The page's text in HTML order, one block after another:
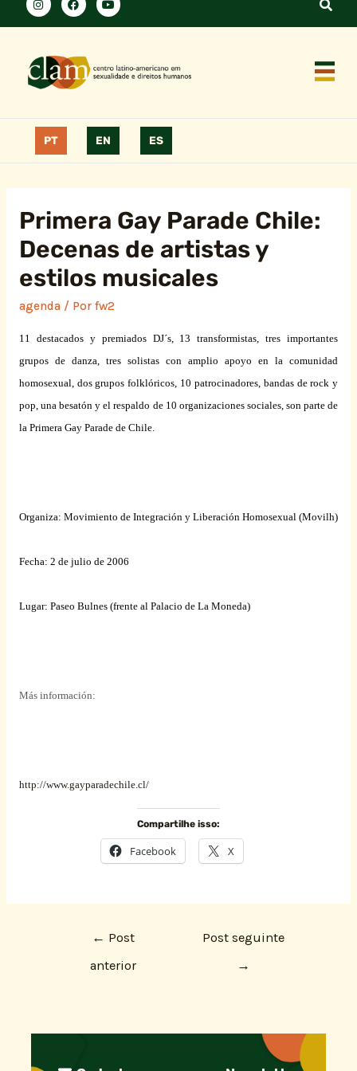
PT EN ES
Primera Gay Parade Chile:
Decenas de artistas y
estilos musicales
agenda/ Por fw2
11 destacados y premiados DJ´s, 13 transformistas, tres importantes
grupos de danza, tres solistas con amplio apoyo en la comunidad
homosexual, dos grupos folklóricos, 10 patrocinadores, bandas de rock y
pop, una besatón y el respaldo de 10 organizaciones sociales, son parte de
la Primera GayParade de Chile.
Organiza: Movimiento de Integración y Liberación Homosexual (Movilh)
Fecha: 2 de julio de 2006
Lugar: Paseo Bulnes (frente al Palacio de La Moneda)
Más información:
http://www.gayparadechile.cl/
Compartilhe isso:
Facebook X
← Post
anterior
Post seguinte
→